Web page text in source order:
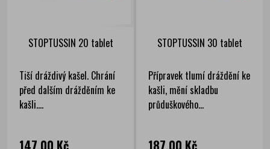
STOPTUSSIN 20 tablet
Tiší dráždivý kašel. Chrání
před dalším drážděním ke
kašli....
Cena
147,00 Kč
STOPTUSSIN 30 tablet
Přípravek tlumí dráždění ke
kašli, mění skladbu
průduškového...
Cena
187,00 Kč